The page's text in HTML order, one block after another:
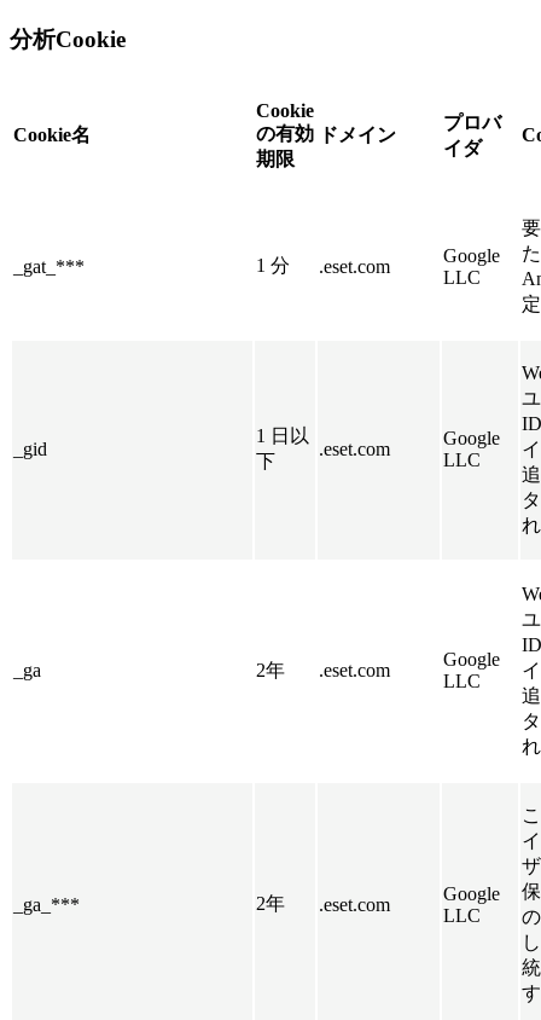
分析Cookie
Cookie名
Cookie
の有効
期限
ドメイン
プロバ
イダ
_gat_*** 1 分 .eset.com
Google
LLC
_gid
1 日以
下
.eset.com
Google
LLC
_ga 2年 .eset.com
Google
LLC
_ga_*** 2年 .eset.com
Google
LLC